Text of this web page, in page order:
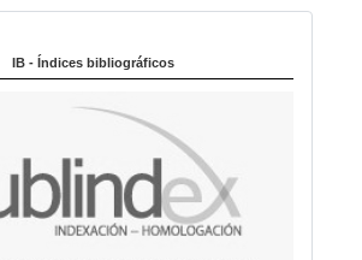
m
IB - Índices bibliográficos